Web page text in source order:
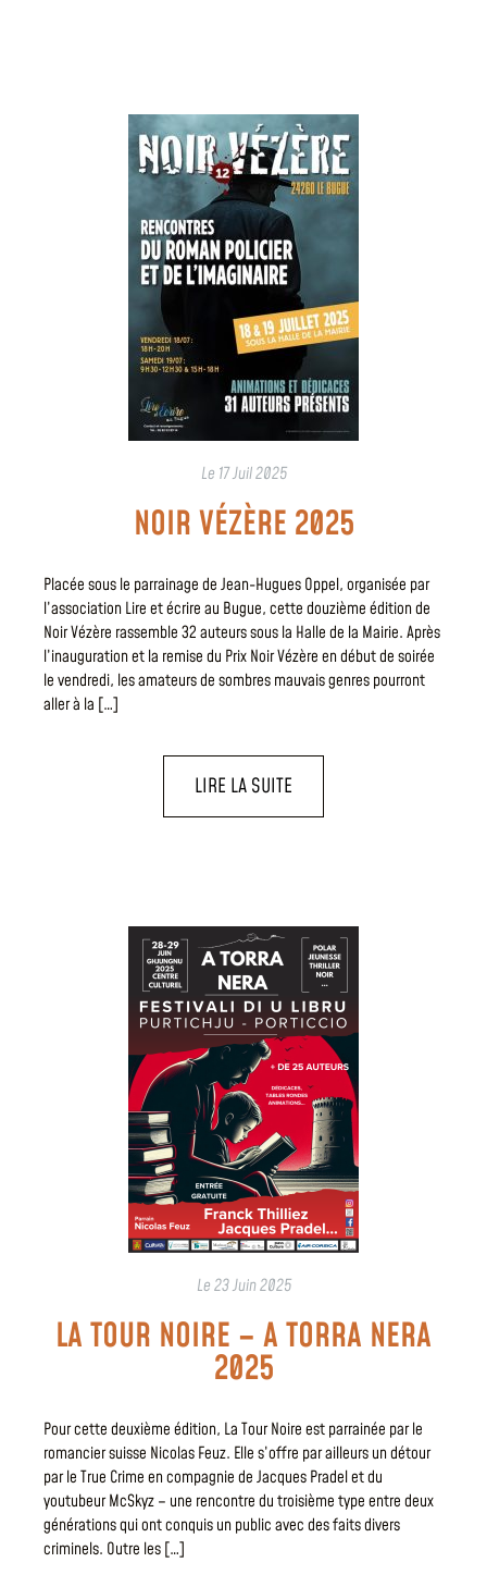
Le 17 Juil 2025
NOIR VÉZÈRE 2025
Placée sous le parrainage de Jean-Hugues Oppel, organisée par
l’association Lire et écrire au Bugue, cette douzième édition de
Noir Vézère rassemble 32 auteurs sous la Halle de la Mairie. Après
l’inauguration et la remise du Prix Noir Vézère en début de soirée
le vendredi, les amateurs de sombres mauvais genres pourront
aller à la […]
LIRE LA SUITE
Le23 Juin 2025
LA TOUR NOIRE – A TORRA NERA
2025
Pour cette deuxième édition, La Tour Noire est parrainée par le
romancier suisse Nicolas Feuz. Elle s’offre par ailleurs un détour
par le True Crime en compagnie de Jacques Pradel et du
youtubeur McSkyz – une rencontre du troisième type entre deux
générations qui ont conquis un public avec des faits divers
criminels. Outre les […]